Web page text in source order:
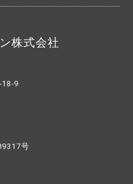
株式会社
9
号